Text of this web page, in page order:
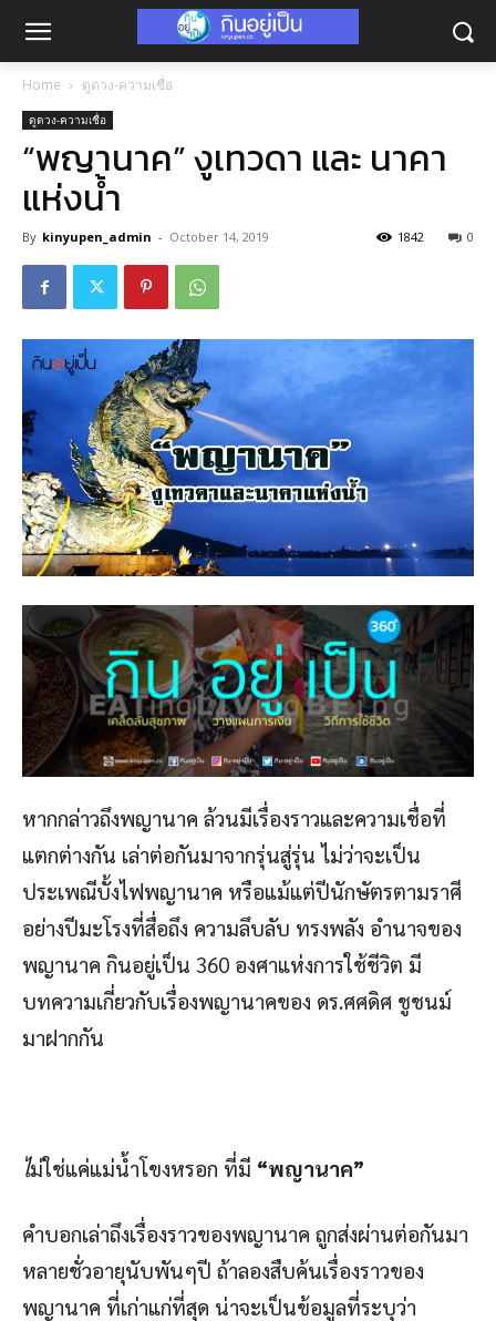
Home ดูดวง-ความเชื่อ
ดูดวง-ความเชื่อ
“พญานาค” งูเทวดา และ นาคา
แห่งน้ำ
By kinyupen_admin - October 14, 2019 0
1842
หากกล่าวถึงพญานาค ล้วนมีเรื่องราวและความเชื่อที่
แตกต่างกัน เล่าต่อกันมาจากรุ่นสู่รุ่น ไม่ว่าจะเป็น
ประเพณีบั้งไฟพญานาค หรือแม้แต่ปีนักษัตรตามราศี
อย่างปีมะโรงที่สื่อถึง ความลึบลับ ทรงพลัง อำนาจของ
พญานาค กินอยู่เป็น 360 องศาแห่งการใช้ชีวิต มี
บทความเกี่ยวกับเรื่องพญานาคของ ดร.ศศดิศ ชูชนม์
มาฝากกัน
ไม่ใช่แค่แม่น้ำโขงหรอก ที่มี “พญานาค”
คำบอกเล่าถึงเรื่องราวของพญานาค ถูกส่งผ่านต่อกันมา
หลายชั่วอายุนับพันๆปี ถ้าลองสืบค้นเรื่องราวของ
พญานาค ที่เก่าแก่ที่สุด น่าจะเป็นข้อมูลที่ระบุว่า